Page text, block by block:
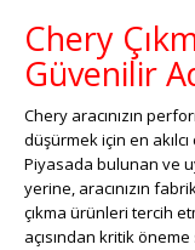
Chery
Güvenilir
Chery aracınızın
düşürmek için en
Piyasada bulunan ve
yerine, aracınızın
çıkma ürünleri tercih
açısından kritik